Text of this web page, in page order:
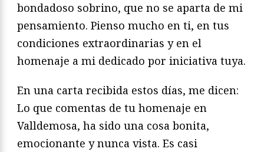
bondadoso sobrino, que no se aparta de mi
pensamiento. Pienso mucho en ti, en tus
condiciones extraordinarias y en el
homenaje a mi dedicado por iniciativa tuya.
En una carta recibida estos días, me dicen:
Lo que comentas de tu homenaje en
Valldemosa, ha sido una cosa bonita,
emocionante y nunca vista. Es casi